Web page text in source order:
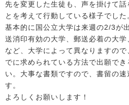
先を変更した生徒も、声を掛けて
とを考えて行動している様子でした
基本的に国公立大学は来週の2/3が
送消印有効の大学、郵送必着の大
など、大学によって異なりますの
でに求められている方法で出願で
い。大事な書類ですので、書留の
す。
よろしくお願いします！